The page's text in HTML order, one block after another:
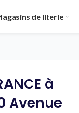
de literie
à
Avenue